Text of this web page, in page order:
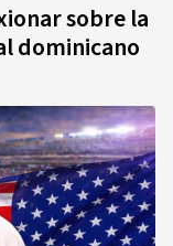
sobre la
dominicano